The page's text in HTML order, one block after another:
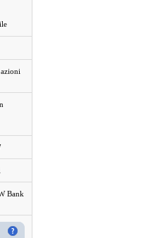
Bank